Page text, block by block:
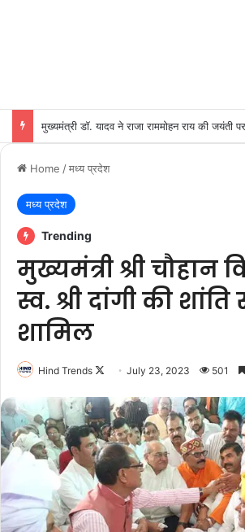
मुख्यमंत्री डॉ. यादव ने राजा राममोहन राय की जयंती
Home /मध्य प्रदेश
मध्य प्रदेश
Trending
मुख्यमंत्री श्री चौहान
स्व. श्री दांगी की
शामिल
Hind Trends
Follow
X
July 23, 2023 501